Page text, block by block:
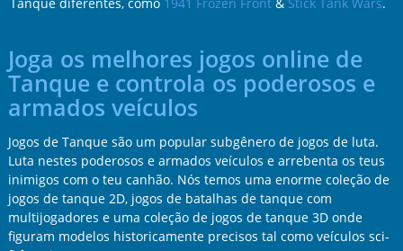
Joga os melhores jogos online de
Tanque e controla os poderosos e
armados veículos
Jogos de Tanque são um popular subgênero de jogos de luta.
Luta nestes poderosos e armados veículos e arrebenta os teus
inimigos com o teu canhão. Nós temos uma enorme coleção de
jogos de tanque 2D, jogos de batalhas de tanque com
multijogadores e uma coleção de jogos de tanque 3D onde
figuram modelos historicamente precisos tal como veículos sci-